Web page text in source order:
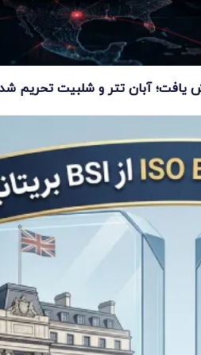
یافت؛ آبان تتر و شلبیت تحریم